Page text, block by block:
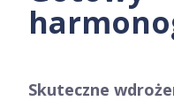
Skuteczne